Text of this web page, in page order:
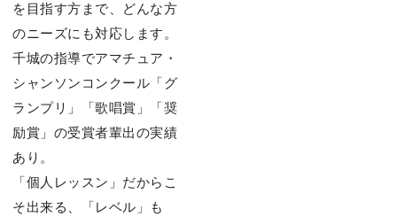
を目指す方まで、どんな方
のニーズにも対応します。
千城の指導でアマチュア・
シャンソンコンクール「グ
ランプリ」「歌唱賞」「奨
励賞」の受賞者輩出の実績
あり。
「個人レッスン」だからこ
そ出来る、「レベル」も